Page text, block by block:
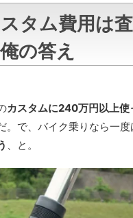
タム費用は
の答え
カスタムに240万円以上使
。で、バイク乗りなら一
、と。